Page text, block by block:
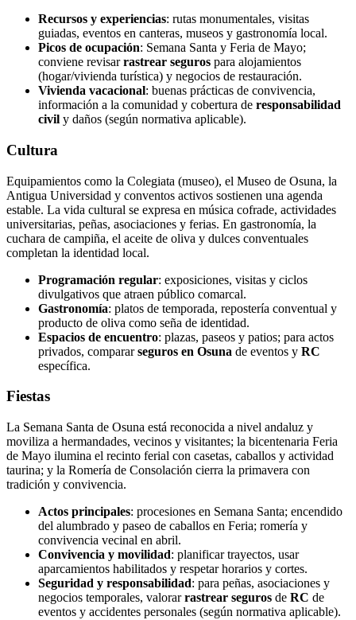
Recursos y experiencias: rutas monumentales, visitas
guiadas, eventos en canteras, museos y gastronomía local.
Picos de ocupación: Semana Santa y Feria de Mayo;
conviene revisarrastrear seguros para alojamientos
(hogar/vivienda turística) y negocios de restauración.
Vivienda vacacional: buenas prácticas de convivencia,
información a la comunidad y cobertura de responsabilidad
civil y daños (según normativa aplicable).
Cultura
Equipamientos como la Colegiata (museo), el Museo de Osuna, la
Antigua Universidad y conventos activos sostienen una agenda
estable. La vida cultural se expresa en música cofrade, actividades
universitarias, peñas, asociaciones y ferias. En gastronomía, la
cuchara de campiña, el aceite de oliva y dulces conventuales
completan la identidad local.
Programación regular: exposiciones, visitas y ciclos
divulgativos que atraen público comarcal.
Gastronomía: platos de temporada, repostería conventual y
producto de oliva como seña de identidad.
Espacios de encuentro: plazas, paseos y patios; para actos
privados, compararseguros en Osuna de eventos y RC
específica.
Fiestas
La Semana Santa de Osuna está reconocida a nivel andaluz y
moviliza a hermandades, vecinos y visitantes; la bicentenaria Feria
de Mayo ilumina el recinto ferial con casetas, caballos y actividad
taurina; y la Romería de Consolación cierra la primavera con
tradición y convivencia.
Actos principales: procesiones en Semana Santa; encendido
del alumbrado y paseo de caballos en Feria; romería y
convivencia vecinal en abril.
Convivencia y movilidad: planificar trayectos, usar
aparcamientos habilitados y respetar horarios y cortes.
Seguridad y responsabilidad: para peñas, asociaciones y
negocios temporales, valorarrastrear seguros de RC de
eventos y accidentes personales (según normativa aplicable).